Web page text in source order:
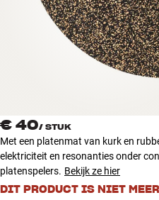
Accessoires
INSPIRATIE
AANBIEDINGEN
Winkels
€ 40/ STUK
Met een platenmat van kurk en
elektriciteit en resonanties onder
platenspelers. Bekijk ze hier
DIT PRODUCT IS NIET